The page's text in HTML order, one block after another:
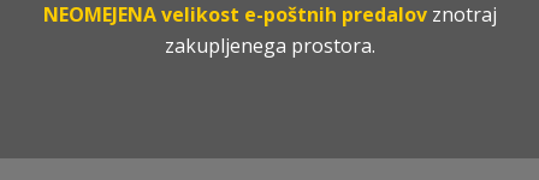
NEOMEJENA velikost e-poštnih predalovznotraj
zakupljenega prostora.